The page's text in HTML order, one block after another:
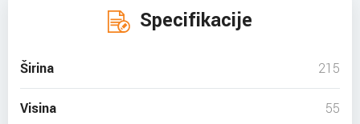
Specifikacije
Širina 215
Visina 55